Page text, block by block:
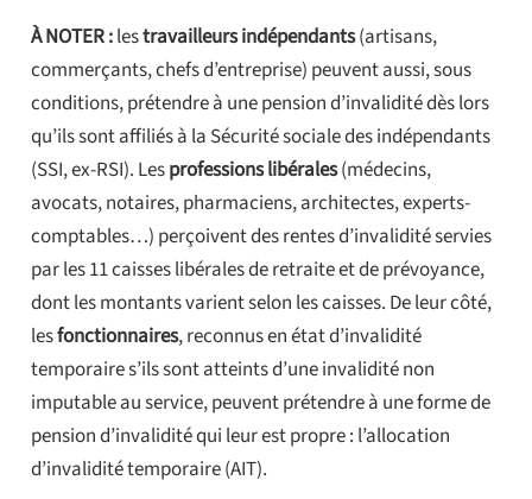
À NOTER :lestravailleurs indépendants(artisans,
commerçants, chefs d’entreprise) peuvent aussi, sous
conditions, prétendre à une pension d’invalidité dès lors
qu’ils sont affiliés à la Sécurité sociale des indépendants
(SSI, ex-RSI). Lesprofessions libérales(médecins,
avocats, notaires, pharmaciens, architectes, experts-
comptables…) perçoivent des rentes d’invalidité servies
par les 11 caisses libérales de retraite et de prévoyance,
dont les montants varient selon les caisses. De leur côté,
lesfonctionnaires, reconnus en état d’invalidité
temporaire s’ils sont atteints d’une invalidité non
imputable au service, peuvent prétendre à une forme de
pension d’invalidité qui leur est propre : l’allocation
d’invalidité temporaire (AIT).